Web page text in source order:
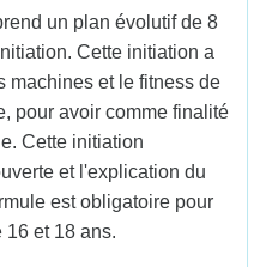
un plan évolutif de 8
Cette initiation a
machines et le fitness de
pour avoir comme finalité
Cette initiation
et l'explication du
est obligatoire pour
16 et 18 ans.